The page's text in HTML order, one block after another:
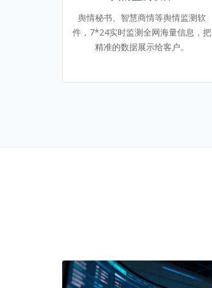
舆情秘书、智慧商情等舆情监测软
件，7*24实时监测全网海量信息，把
精准的数据展示给客户。